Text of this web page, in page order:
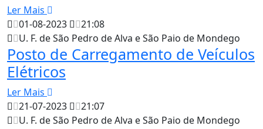
Ler Mais
01-08-2023
21:08
U. F. de São Pedro de Alva e São Paio de Mondego
Posto de Carregamento de Veículos
Elétricos
Ler Mais
21-07-2023
21:07
U. F. de São Pedro de Alva e São Paio de Mondego